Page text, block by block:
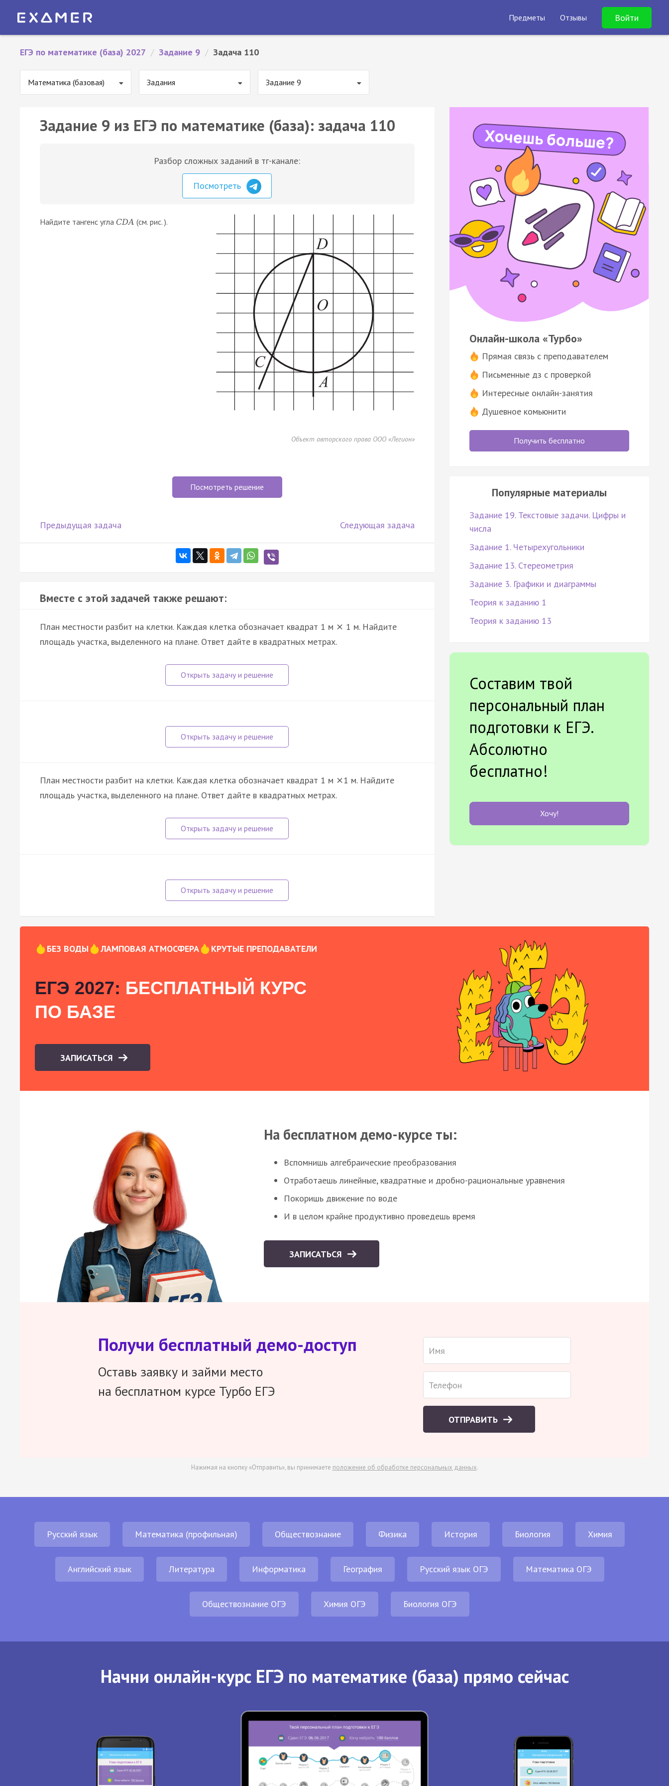
Предметы Отзывы Войти
ЕГЭ по математике (база) 2027 / Задание 9 / Задача 110
Математика (базовая) Задания Задание 9
Задание 9 из ЕГЭ по математике (база): задача 110
Разбор сложных заданий в тг-канале:
Посмотреть
Найдите тангенс угла CDA (см. рис. ).
Объект авторского права ООО «Легион»
Посмотреть решение
Предыдущая задача Следующая задача
Вместе с этой задачей также решают:
План местности разбит на клетки. Каждая клетка обозначает квадрат 1 м × 1 м. Найдите
площадь участка, выделенного на плане. Ответ дайте в квадратных метрах.
План местности разбит на клетки. Каждая клетка обозначает квадрат 1 м ×1 м. Найдите
площадь участка, выделенного на плане. Ответ дайте в квадратных метрах.
Онлайн-школа «Турбо»
Прямая связь с преподавателем
Письменные дз с проверкой
Интересные онлайн-занятия
Душевное комьюнити
Получить бесплатно
Популярные материалы
Задание 19. Текстовые задачи. Цифры и
числа
Задание 1. Четырехугольники
Задание 13. Стереометрия
Задание 3. Графики и диаграммы
Теория к заданию 1
Теория к заданию 13
Составим твой
персональный план
подготовки к ЕГЭ.
Абсолютно
бесплатно!
Хочу!
БЕЗ ВОДЫ ЛАМПОВАЯ АТМОСФЕРА КРУТЫЕ ПРЕПОДАВАТЕЛИ
ЕГЭ 2027: БЕСПЛАТНЫЙ КУРС
ПО БАЗЕ
ЗАПИСАТЬСЯ
На бесплатном демо-курсе ты:
Вспомнишь алгебраические преобразования
Отработаешь линейные, квадратные и дробно-рациональные уравнения
Покоришь движение по воде
И в целом крайне продуктивно проведешь время
ЗАПИСАТЬСЯ
Получи бесплатный демо-доступ
Оставь заявку и займи место
на бесплатном курсе Турбо ЕГЭ
ОТПРАВИТЬ
Нажимая на кнопку «Отправить», вы принимаете положение об обработке персональных данных.
Русский язык Математика (профильная) Обществознание Физика История Биология Химия
Английский язык Литература Информатика География Русский язык ОГЭ Математика ОГЭ
Обществознание ОГЭ Химия ОГЭ Биология ОГЭ
Начни онлайн-курс ЕГЭ по математике (база) прямо сейчас